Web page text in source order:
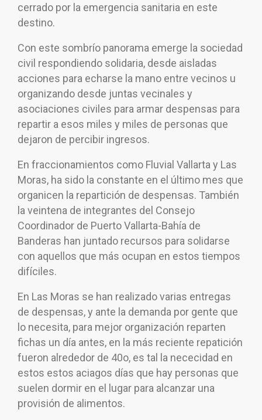
cerrado por la emergencia sanitaria en este
destino.
Con este sombrío panorama emerge la sociedad
civil respondiendo solidaria, desde aisladas
acciones para echarse la mano entre vecinos u
organizando desde juntas vecinales y
asociaciones civiles para armar despensas para
repartir a esos miles y miles de personas que
dejaron de percibir ingresos.
En fraccionamientos como Fluvial Vallarta y Las
Moras, ha sido la constante en el último mes que
organicen la repartición de despensas. También
la veintena de integrantes del Consejo
Coordinador de Puerto Vallarta-Bahía de
Banderas han juntado recursos para solidarse
con aquellos que más ocupan en estos tiempos
difíciles.
En Las Moras se han realizado varias entregas
de despensas, y ante la demanda por gente que
lo necesita, para mejor organización reparten
fichas un día antes, en la más reciente repatición
fueron alrededor de 40o, es tal la nececidad en
estos estos aciagos días que hay personas que
suelen dormir en el lugar para alcanzar una
provisión de alimentos.